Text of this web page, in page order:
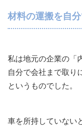
材料の運搬を自
私は地元の企業の「
自分で会社まで取り
というものでした。
車を所持していない